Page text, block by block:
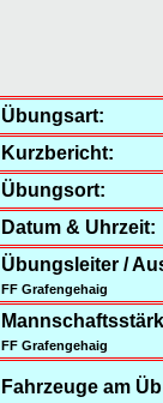
Übungsart:
Kurzbericht:
Übungsort:
Datum & Uhrzeit:
Übungsleiter /
FF Grafengehaig
FF Grafengehaig
Fahrzeuge am